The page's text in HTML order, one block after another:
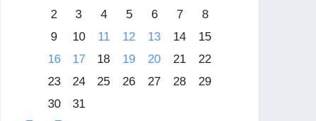
2
3 4 5 6 7
8
9
10 11 12 13 14
15
16
17 18 19 20 21
22
23
24 25 26 27 28
29
30
31